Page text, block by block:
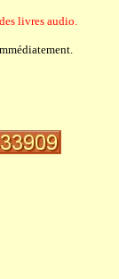
livres audio.